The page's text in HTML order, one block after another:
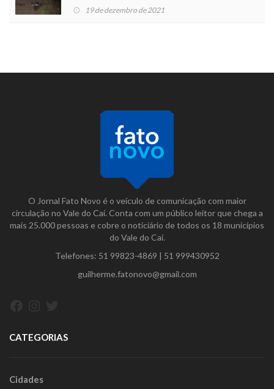
19 de dezembro de 2021
O Jornal Fato Novo é o veículo de comunicação com maior
circulação no Vale do Caí. Conta com um público leitor que chega a
mais 25.000 pessoas e cobre o noticiário de todos os 18 municípios
do Vale do Caí.
Telefones: 51 99823-4869 | 51 999430952
guilherme.fatonovo@gmail.com
CATEGORIAS
Cidades